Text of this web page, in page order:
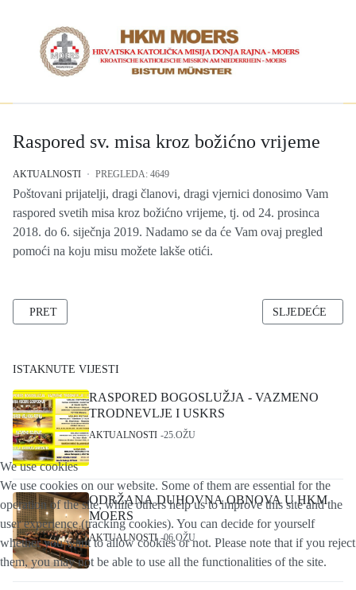
Raspored sv. misa kroz božićno vrijeme
AKTUALNOSTI PREGLEDA: 4649
Poštovani prijatelji, dragi članovi, dragi vjernici donosimo Vam
raspored svetih misa kroz božićno vrijeme, tj. od 24. prosinca
2018. do 6. siječnja 2019. Nadamo se da će Vam ovaj pregled
pomoći na koju misu možete lakše otići.
PRETHODNI ČLANAK: BOŽIĆNA I NOVOGODIŠNJA ČESTITKA
PRET SLJEDEĆI
SLJEDEĆE
ISTAKNUTE VIJESTI
RASPORED BOGOSLUŽJA - VAZMENO
TRODNEVLJE I USKRS
AKTUALNOSTI 25.OŽU
ODRŽANA DUHOVNA OBNOVA U HKM
MOERS
AKTUALNOSTI 06.OŽU
We use cookies
We use cookies on our website. Some of them are essential for the
operation of the site, while others help us to improve this site and the
user experience (tracking cookies). You can decide for yourself
whether you want to allow cookies or not. Please note that if you reject
them, you may not be able to use all the functionalities of the site.